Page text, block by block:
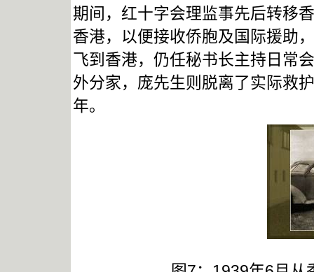
期间，红十字会理监事先后转移
香港，以便接收侨胞及国际援助
飞到香港，仍任秘书长主持日常
外分家，庞先生则脱离了实际救
年。